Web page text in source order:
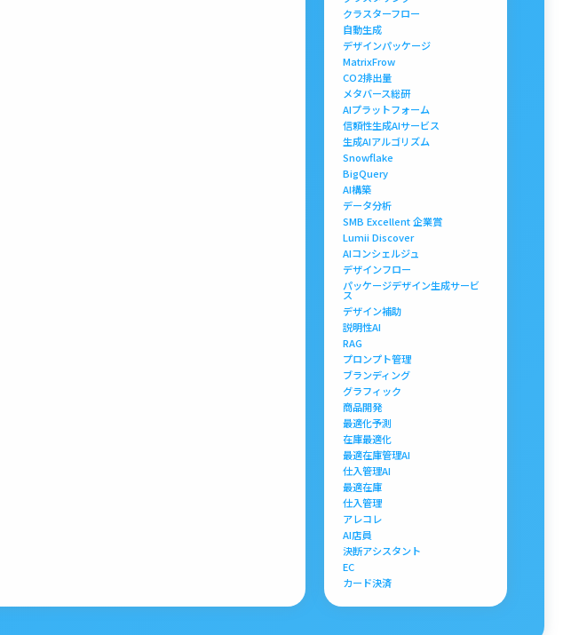
クラスターフロー
自動生成
デザインパッケージ
MatrixFrow
CO2排出量
メタバース総研
AIプラットフォーム
信頼性生成AIサービス
生成AIアルゴリズム
Snowflake
BigQuery
AI構築
データ分析
SMB Excellent 企業賞
Lumii Discover
AIコンシェルジュ
デザインフロー
パッケージデザイン生成サービ
ス
デザイン補助
説明性AI
RAG
プロンプト管理
ブランディング
グラフィック
商品開発
最適化予測
在庫最適化
最適在庫管理AI
仕入管理AI
最適在庫
仕入管理
アレコレ
AI店員
決断アシスタント
EC
カード決済